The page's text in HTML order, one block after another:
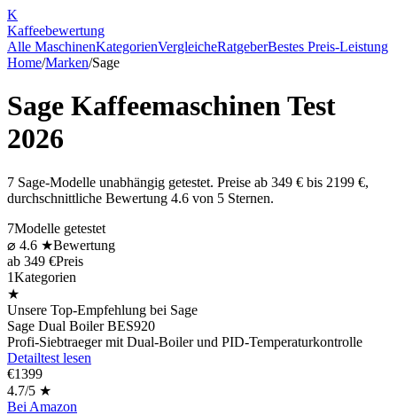
K
Kaffeebewertung
Alle MaschinenKategorienVergleicheRatgeberBestes Preis-Leistung
Home/Marken/Sage
Sage Kaffeemaschinen Test
2026
7 Sage-Modelle unabhängig getestet. Preise ab 349 € bis 2199 €,
durchschnittliche Bewertung 4.6 von 5 Sternen.
7Modelle getestet
⌀ 4.6 ★Bewertung
ab 349 €Preis
1Kategorien
★
Unsere Top-Empfehlung bei Sage
Sage Dual Boiler BES920
Profi-Siebtraeger mit Dual-Boiler und PID-Temperaturkontrolle
Detailtest lesen
€1399
4.7/5 ★
Bei Amazon